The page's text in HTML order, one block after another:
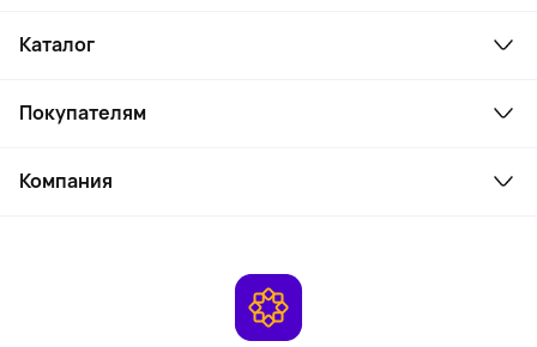
Каталог
Ноутбуки, мониторы, VR
Косметика и уход
Покупателям
Как заказать
Компания